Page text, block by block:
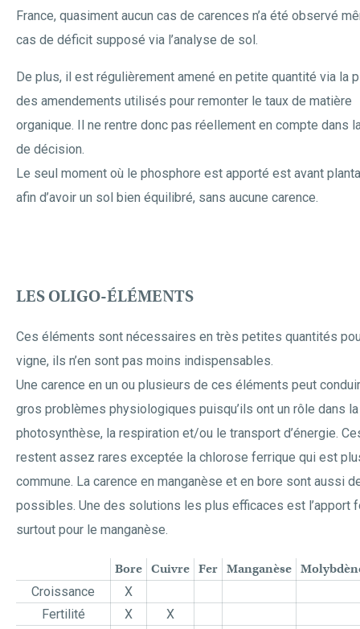
France, quasiment aucun cas de carences n’a été observé
cas de déficit supposé via l’analyse de sol.
De plus, il est régulièrement amené en petite quantité via la
des amendements utilisés pour remonter le taux de matière
organique. Il ne rentre donc pas réellement en compte dans
de décision.
Le seul moment où le phosphore est apporté est avant
afin d’avoir un sol bien équilibré, sans aucune carence.
LES OLIGO-ÉLÉMENTS
Ces éléments sont nécessaires en très petites quantités
vigne, ils n’en sont pas moins indispensables.
Une carence en un ou plusieurs de ces éléments peut
gros problèmes physiologiques puisqu’ils ont un rôle dans la
photosynthèse, la respiration et/ou le transport d’énergie.
restent assez rares exceptée la chlorose ferrique qui est
commune. La carence en manganèse et en bore sont aussi
possibles. Une des solutions les plus efficaces est l’apport
surtout pour le manganèse.
Bore Cuivre Fer Manganèse
Croissance
X
Fertilité
X X